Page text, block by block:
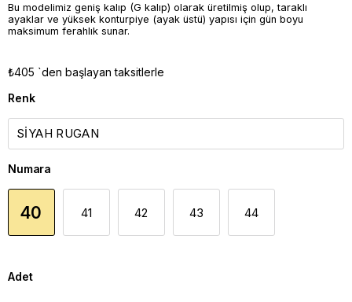
Bu modelimiz geniş kalıp (G kalıp) olarak üretilmiş olup, taraklı
ayaklar ve yüksek konturpiye (ayak üstü) yapısı için gün boyu
maksimum ferahlık sunar.
₺405 `den başlayan taksitlerle
Renk
Numara
40 41 42 43 44
Adet